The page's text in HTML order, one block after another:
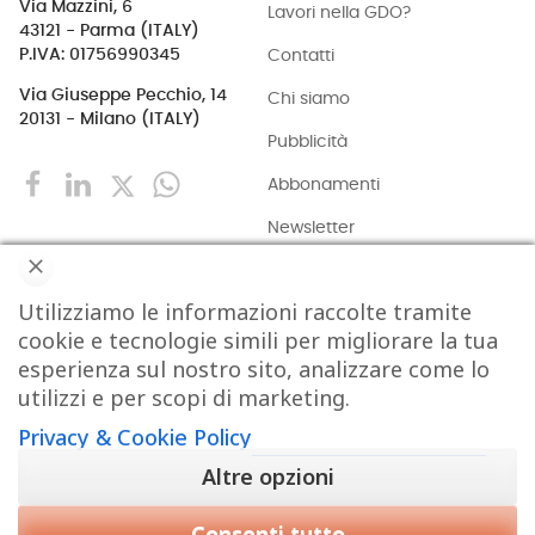
Via Mazzini, 6
43121 - Parma (ITALY)
P.IVA: 01756990345
Via Giuseppe Pecchio, 14
20131 - Milano (ITALY)
Lavori nella GDO?
Contatti
Chi siamo
Pubblicità
Abbonamenti
Newsletter
ACQUISIZIONI EVENTI EXPORT INDUSTRIA
ISTITUZIONI MERCATI
REPORTAGE RETAIL TECH
Utilizziamo le informazioni raccolte tramite
cookie e tecnologie simili per migliorare la tua
esperienza sul nostro sito, analizzare come lo
utilizzi e per scopi di marketing.
Privacy & Cookie Policy
Altre opzioni